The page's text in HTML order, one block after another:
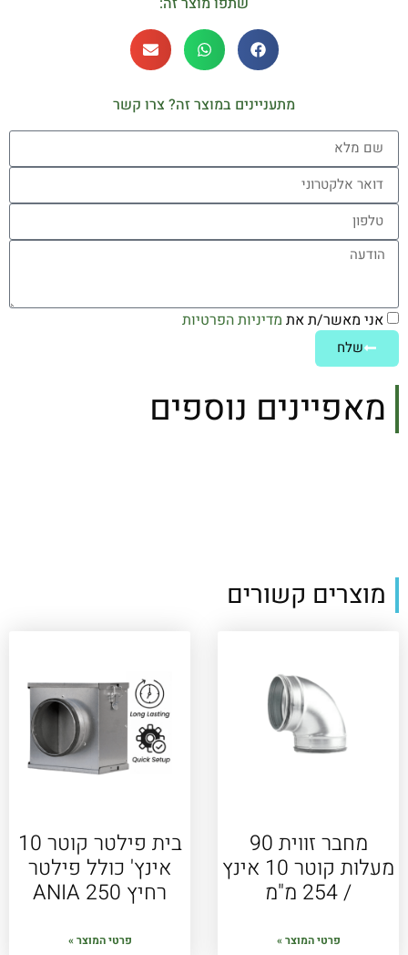
מתעניינים במוצר זה? צרו קשר
אני מאשר/ת את מדיניות הפרטיות
שלח
מאפיינים נוספים
מוצרים קשורים
מחבר זווית 90
מעלות קוטר 10 אינץ
/ 254 מ"מ
פרטי המוצר »
בית פילטר קוטר 10
אינץ' כולל פילטר
רחיץ ANIA 250
פרטי המוצר »